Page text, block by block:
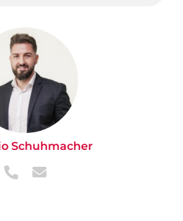
Schuhmacher